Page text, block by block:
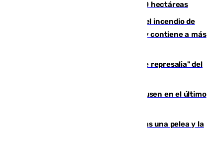
incendio de Niebla, que supera las 4.000 hectáreas
340 personas más desalojadas por el incendio de
Niebla, que mantiene a 410 evacuadas y contiene a más
Italia responde ante las "medidas de represalia" del
El Sevilla se desinfla ante el Leverkusen en el último
Tensión en la prisión de Alhaurín tras una pelea y la